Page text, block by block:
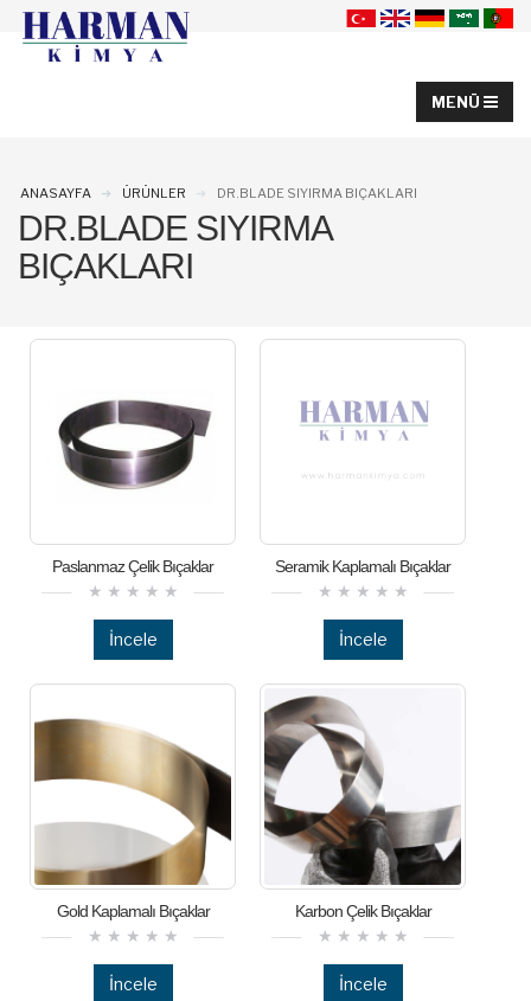
ANASAYFA ÜRÜNLER DR.BLADE SIYIRMA BIÇAKLARI
DR.BLADE SIYIRMA
BIÇAKLARI
Paslanmaz Çelik Bıçaklar
İncele
Seramik Kaplamalı Bıçaklar
İncele
Gold Kaplamalı Bıçaklar
İncele
Karbon Çelik Bıçaklar
İncele